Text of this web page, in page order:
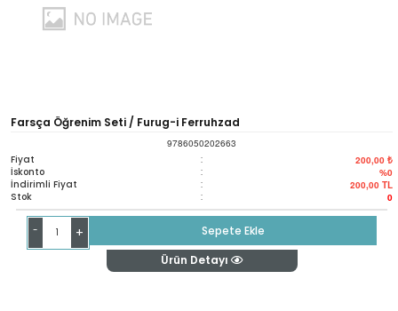
Farsça Öğrenim Seti / Furug-i Ferruhzad
9786050202663
Fiyat : 200,00 ₺
İskonto : %0
İndirimli Fiyat : 200,00 TL
Stok : 0
- +
Sepete Ekle
Ürün Detayı